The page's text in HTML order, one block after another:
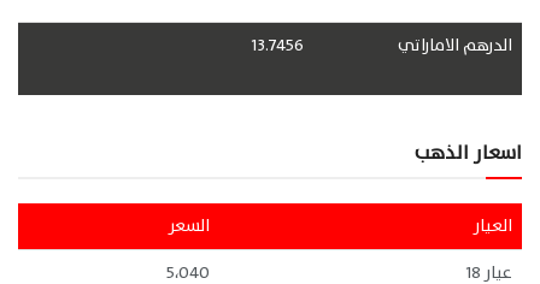
الدرهم الاماراتي 13.7456
اسعار الذهب
العيار
السعر
عيار 18
5،040